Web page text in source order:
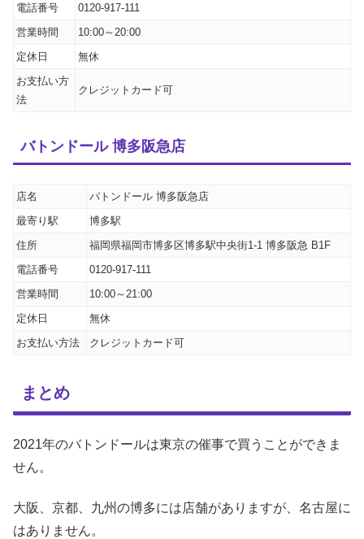
電話番号
0120-917-111
営業時間
10:00～20:00
定休日
無休
お支払い方
法
クレジットカード可
バトンドール 博多阪急店
店名
バトンドール 博多阪急店
最寄り駅
博多駅
住所
福岡県福岡市博多区博多駅中央街1-1 博多阪急 B1F
電話番号
0120-917-111
営業時間
10:00～21:00
定休日
無休
お支払い方法
クレジットカード可
まとめ
2021年のバトンドールは東京の催事で買うことができま
せん。
大阪、京都、九州の博多には店舗がありますが、名古屋に
はありません。